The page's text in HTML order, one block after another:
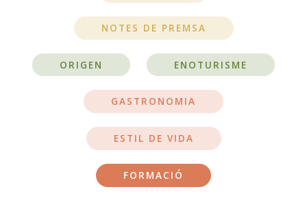
NOTES DE PREMSA
ORIGEN ENOTURISME
GASTRONOMIA
ESTIL DE VIDA
FORMACIÓ